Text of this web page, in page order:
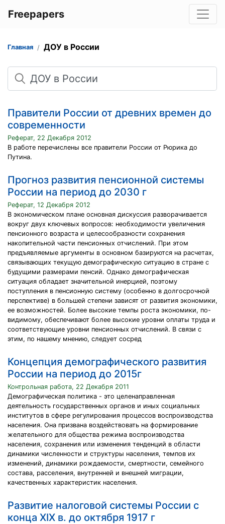
Freepapers
Главная ДОУ в России
Поиск
Правители России от древних времен до
современности
Реферат, 22 Декабря 2012
В работе перечислены все правители России от Рюрика до
Путина.
Прогноз развития пенсионной системы
России на период до 2030 г
Реферат, 12 Декабря 2012
В экономическом плане основная дискуссия разворачивается
вокруг двух ключевых вопросов: необходимости увеличения
пенсионного возраста и целесообразности сохранения
накопительной части пенсионных отчислений. При этом
предъявляемые аргументы в основном базируются на расчетах,
связывающих текущую демографическую ситуацию в стране с
будущими размерами пенсий. Однако демографическая
ситуация обладает значительной инерцией, поэтому
поступления в пенсионную систему (особенно в долгосрочной
перспективе) в большей степени зависят от развития экономики,
ее возможностей. Более высокие темпы роста экономики, по-
видимому, обеспечивают более высокие уровни оплаты труда и
соответствующие уровни пенсионных отчислений. В связи с
этим, по нашему мнению, следует сосред
Концепция демографического развития
России на период до 2015г
Контрольная работа, 22 Декабря 2011
Демографическая политика - это целенаправленная
деятельность государственных органов и иных социальных
институтов в сфере регулирования процессов воспроизводства
населения. Она призвана воздействовать на формирование
желательного для общества режима воспроизводства
населения, сохранения или изменения тенденций в области
динамики численности и структуры населения, темпов их
изменений, динамики рождаемости, смертности, семейного
состава, расселения, внутренней и внешней миграции,
качественных характеристик населения.
Развитие налоговой системы России с
конца XIX в. до октября 1917 г